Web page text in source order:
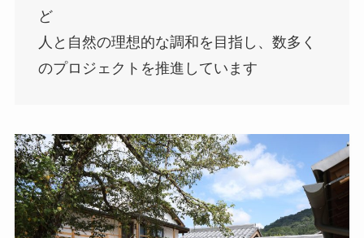
ど
人と自然の理想的な調和を目指し、数多く
のプロジェクトを推進しています